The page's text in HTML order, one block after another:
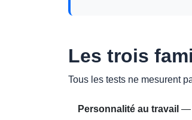
Les trois
Tous les tests ne mesurent
Personnalité au travail —